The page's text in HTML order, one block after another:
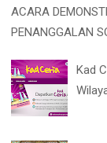
ACARA
PENANGGALAN
Kad